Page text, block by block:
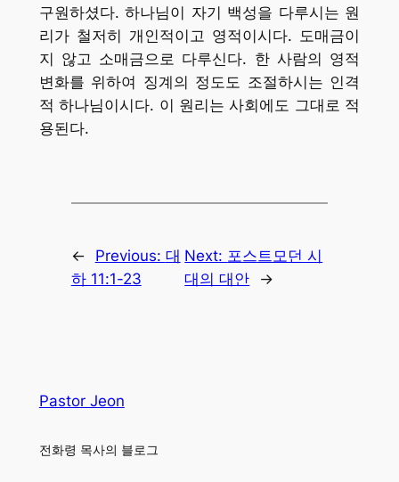
구원하셨다. 하나님이 자기 백성을 다루시는 원
리가 철저히 개인적이고 영적이시다. 도매금이
지 않고 소매금으로 다루신다. 한 사람의 영적
변화를 위하여 징계의 정도도 조절하시는 인격
적 하나님이시다. 이 원리는 사회에도 그대로 적
용된다.
← Previous: 대
하 11:1-23
Next: 포스트모던 시
대의 대안
→
Pastor Jeon
전화령 목사의 블로그